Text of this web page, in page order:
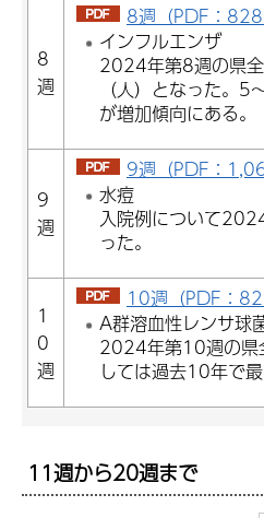
8
週
8週（PDF：
インフルエンザ
2024年第8週の県
（人）となった。
が増加傾向にある。
9
週
9週（PDF：
水痘
入院例について
った。
1
0
週
10週（PDF：
A群溶血性レンサ球
2024年第10週の県
しては過去10年で
11週から20週まで